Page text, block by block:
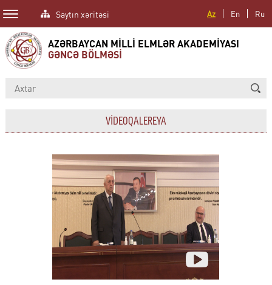
Az En Ru
Saytın xəritəsi
AZƏRBAYCAN MİLLİ ELMLƏR AKADEMİYASI
GƏNCƏ BÖLMƏSİ
VİDEOQALEREYA